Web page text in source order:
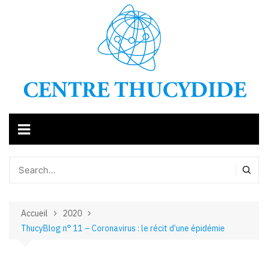
Accueil
2020
ThucyBlog n° 11 – Coronavirus : le récit d’une épidémie